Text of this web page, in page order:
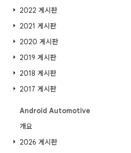
2022 게시판
2021 게시판
2020 게시판
2019 게시판
2018 게시판
2017 게시판
Android Automotive
개요
2026 게시판